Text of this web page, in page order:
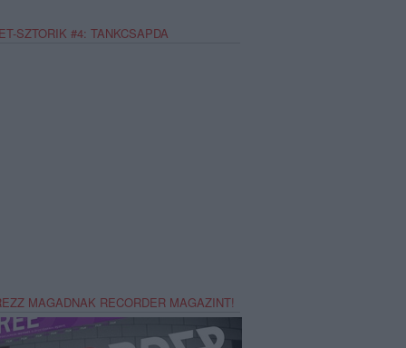
SZTORIK #4: TANKCSAPDA
MAGADNAK RECORDER MAGAZINT!